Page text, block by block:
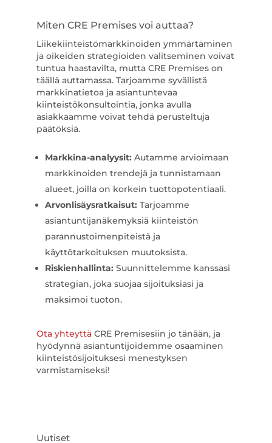
Miten CRE Premises voi auttaa?
Liikekiinteistömarkkinoiden ymmärtäminen
ja oikeiden strategioiden valitseminen voivat
tuntua haastavilta, mutta CRE Premises on
täällä auttamassa. Tarjoamme syvällistä
markkinatietoa ja asiantuntevaa
kiinteistökonsultointia, jonka avulla
asiakkaamme voivat tehdä perusteltuja
päätöksiä.
Markkina-analyysit: Autamme arvioimaan
markkinoiden trendejä ja tunnistamaan
alueet, joilla on korkein tuottopotentiaali.
Arvonlisäysratkaisut: Tarjoamme
asiantuntijanäkemyksiä kiinteistön
parannustoimenpiteistä ja
käyttötarkoituksen muutoksista.
Riskienhallinta: Suunnittelemme kanssasi
strategian, joka suojaa sijoituksiasi ja
maksimoi tuoton.
Ota yhteyttäCRE Premisesiin jo tänään, ja
hyödynnä asiantuntijoidemme osaaminen
kiinteistösijoituksesi menestyksen
varmistamiseksi!
Uutiset